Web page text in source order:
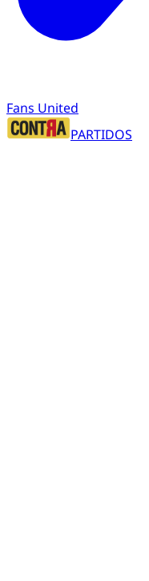
Fans United
PARTIDOS